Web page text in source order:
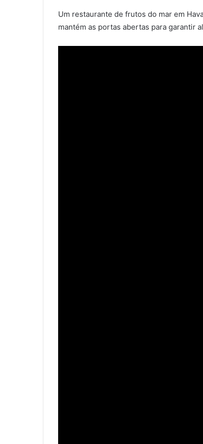
Um restaurante de frutos do mar em
mantém as portas abertas para garantir